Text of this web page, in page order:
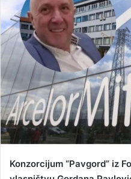
n
e
m
a
i
l
Konzorcijum “Pavgord” iz